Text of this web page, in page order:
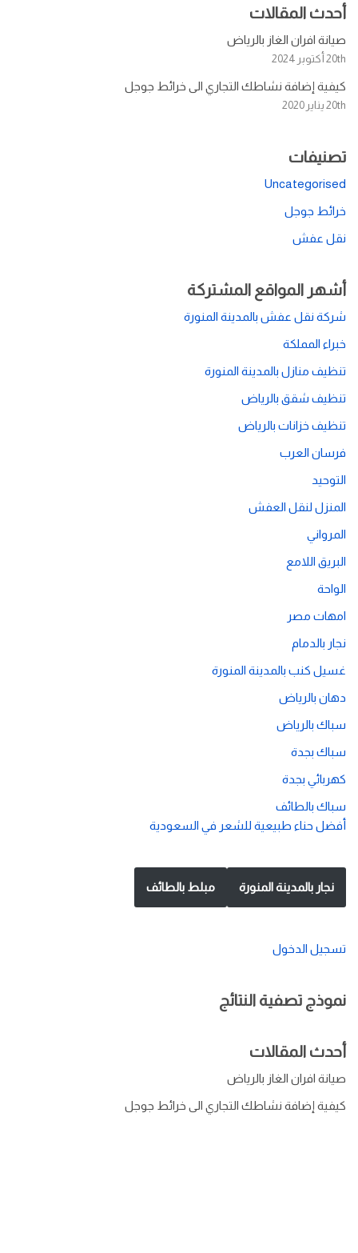
أحدث المقالات
صيانة افران الغاز بالرياض
20th أكتوبر 2024
كيفية إضافة نشاطك التجاري الى خرائط جوجل
20th يناير 2020
تصنيفات
Uncategorised
خرائط جوجل
نقل عفش
أشهر المواقع المشتركة
شركة نقل عفش بالمدينة المنورة
خبراء المملكة
تنظيف منازل بالمدينة المنورة
تنظيف شقق بالرياض
تنظيف خزانات بالرياض
فرسان العرب
التوحيد
المنزل لنقل العفش
المرواني
البريق اللامع
الواحة
امهات مصر
نجار بالدمام
غسيل كنب بالمدينة المنورة
دهان بالرياض
سباك بالرياض
سباك بجدة
كهربائي بجدة
سباك بالطائف
أفضل حناء طبيعية للشعر في السعودية
نجار بالمدينة المنورة مبلط بالطائف
تسجيل الدخول
نموذج تصفية النتائج
أحدث المقالات
صيانة افران الغاز بالرياض
كيفية إضافة نشاطك التجاري الى خرائط جوجل